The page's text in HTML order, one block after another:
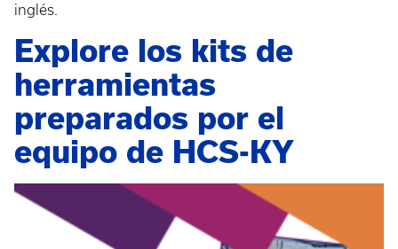
inglés.
Explore los kits de
herramientas
preparados por el
equipo de HCS-KY